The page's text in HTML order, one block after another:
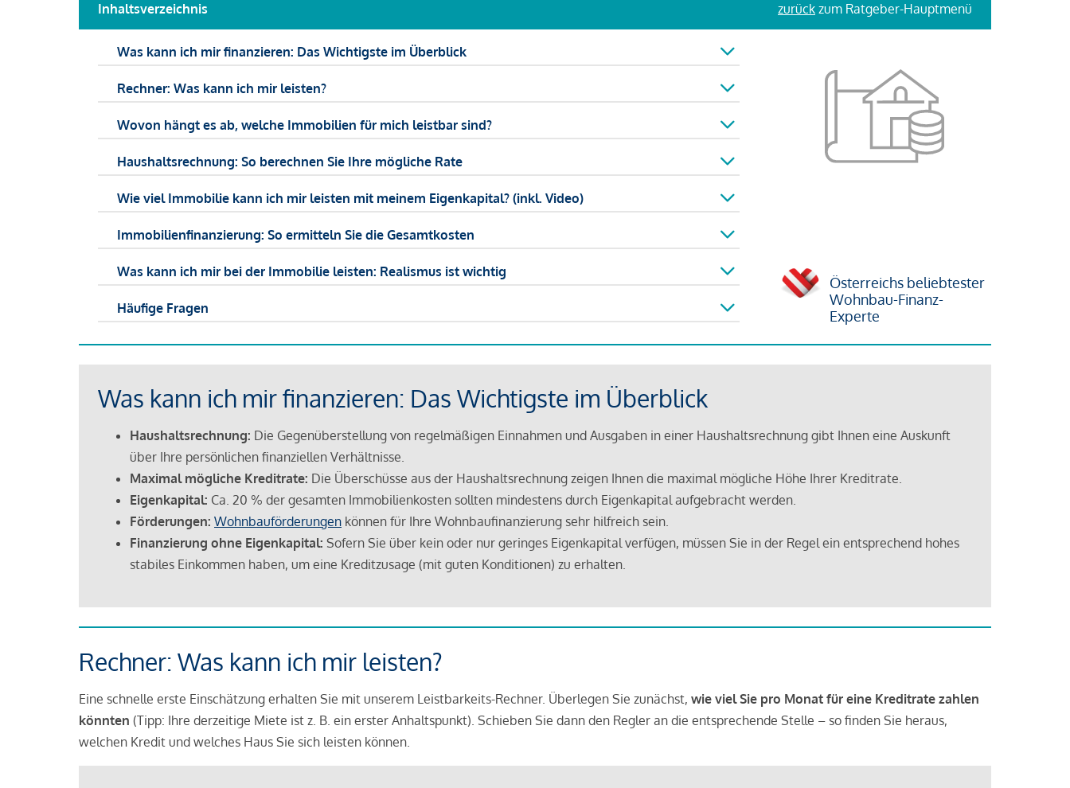
Inhaltsverzeichnis zurück zum Ratgeber-Hauptmenü
Was kann ich mir finanzieren: Das Wichtigste im Überblick
Rechner: Was kann ich mir leisten?
Wovon hängt es ab, welche Immobilien für mich leistbar sind?
Haushaltsrechnung: So berechnen Sie Ihre mögliche Rate
Wie viel Immobilie kann ich mir leisten mit meinem Eigenkapital? (inkl. Video)
Immobilienfinanzierung: So ermitteln Sie die Gesamtkosten
Was kann ich mir bei der Immobilie leisten: Realismus ist wichtig
Häufige Fragen
Österreichs beliebtester
Wohnbau-Finanz-
Experte
Was kann ich mir finanzieren: Das Wichtigste im Überblick
Haushaltsrechnung: Die Gegenüberstellung von regelmäßigen Einnahmen und Ausgaben in einer Haushaltsrechnung gibt Ihnen eine Auskunft
über Ihre persönlichen finanziellen Verhältnisse.
Maximal mögliche Kreditrate: Die Überschüsse aus der Haushaltsrechnung zeigen Ihnen die maximal mögliche Höhe Ihrer Kreditrate.
Eigenkapital: Ca. 20 % der gesamten Immobilienkosten sollten mindestens durch Eigenkapital aufgebracht werden.
Förderungen: Wohnbauförderungen können für Ihre Wohnbaufinanzierung sehr hilfreich sein.
Finanzierung ohne Eigenkapital: Sofern Sie über kein oder nur geringes Eigenkapital verfügen, müssen Sie in der Regel ein entsprechend hohes
stabiles Einkommen haben, um eine Kreditzusage (mit guten Konditionen) zu erhalten.
Rechner: Was kann ich mir leisten?
Eine schnelle erste Einschätzung erhalten Sie mit unserem Leistbarkeits-Rechner. Überlegen Sie zunächst, wie viel Sie pro Monat für eine Kreditrate zahlen
könnten (Tipp: Ihre derzeitige Miete ist z. B. ein erster Anhaltspunkt). Schieben Sie dann den Regler an die entsprechende Stelle – so finden Sie heraus,
welchen Kredit und welches Haus Sie sich leisten können.